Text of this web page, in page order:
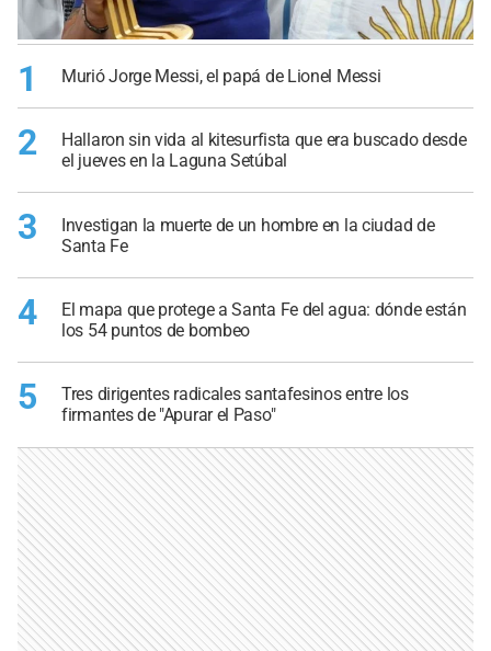
1 Murió Jorge Messi, el papá de Lionel Messi
2
Hallaron sin vida al kitesurfista que era buscado desde
el jueves en la Laguna Setúbal
3
Investigan la muerte de un hombre en la ciudad de
Santa Fe
4
El mapa que protege a Santa Fe del agua: dónde están
los 54 puntos de bombeo
5
Tres dirigentes radicales santafesinos entre los
firmantes de "Apurar el Paso"